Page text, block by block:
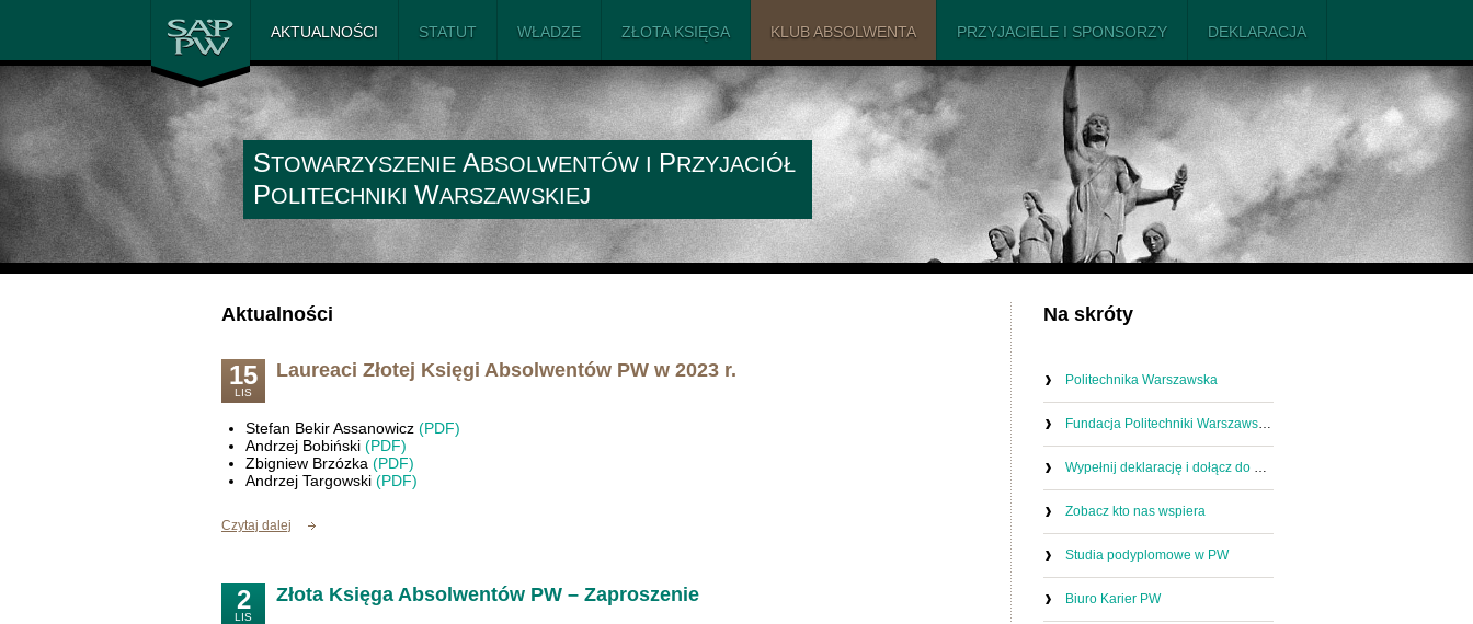
SAiP PW
AKTUALNOŚCI STATUT WŁADZE ZŁOTA KSIĘGA KLUB ABSOLWENTA PRZYJACIELE I SPONSORZY DEKLARACJA
STOWARZYSZENIE ABSOLWENTÓW I PRZYJACIÓŁ
POLITECHNIKI WARSZAWSKIEJ
Aktualności
15
LIS
Laureaci Złotej Księgi Absolwentów PW w 2023 r.
Stefan Bekir Assanowicz (PDF)
Andrzej Bobiński (PDF)
Zbigniew Brzózka (PDF)
Andrzej Targowski (PDF)
Czytaj dalej
2
LIS
Złota Księga Absolwentów PW – Zaproszenie
Na skróty
Politechnika Warszawska
Fundacja Politechniki Warszawskiej
Wypełnij deklarację i dołącz do nas
Zobacz kto nas wspiera
Studia podyplomowe w PW
Biuro Karier PW